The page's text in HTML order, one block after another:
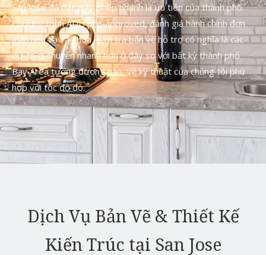
San Jose đã đặt giấy phép nhanh là ưu tiên của thành phố.
Chương trình ADU pre-approved, đánh giá hành chính đơn
giản hóa và văn hóa kiểm tra bản vẽ hỗ trợ có nghĩa là các
dự án di chuyển nhanh hơn ở đây so với bất kỳ thành phố
Bay Area tương đương nào. Vẽ kỹ thuật của chúng tôi phù
hợp với tốc độ đó.
Dịch Vụ Bản Vẽ & Thiết Kế
Kiến Trúc tại San Jose